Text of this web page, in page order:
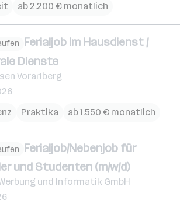
ab 2.200 € monatlich
Ferialjob im Hausdienst /
Dienste
Vorarlberg
Praktika ab 1.550 € monatlich
Ferialjob/Nebenjob für
und Studenten (m/w/d)
und Informatik GmbH